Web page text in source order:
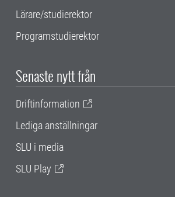
Lärare/studierektor
Programstudierektor
Senaste nytt från
Driftinformation
Lediga anställningar
SLU i media
SLU Play